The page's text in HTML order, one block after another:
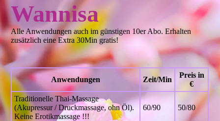
Wannisa
Alle Anwendungen auch im günstigen 10er Abo. Erhalten
zusätzlich eine Extra 30Min gratis!
Anwendungen Zeit/Min
Preis in
€
Traditionelle Thai-Massage
(Akupressur / Druckmassage, ohn Öl).
Keine Erotikmassage !!!
60/90 50/80